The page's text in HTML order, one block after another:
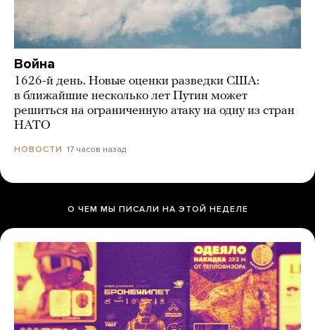
Война
1626-й день. Новые оценки разведки США:
в ближайшие несколько лет Путин может
решиться на ограниченную атаку на одну из стран
НАТО
НОВОСТИ 17 часов назад
О ЧЕМ МЫ ПИСАЛИ НА ЭТОЙ НЕДЕЛЕ